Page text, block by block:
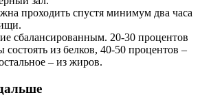
проходить спустя минимум два часа
сбалансированным. 20-30 процентов
из белков, 40-50 процентов –
– из жиров.